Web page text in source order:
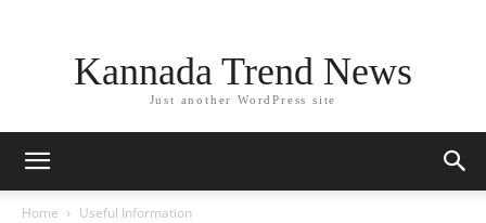
Kannada Trend News
Just another WordPress site
Home Useful Information